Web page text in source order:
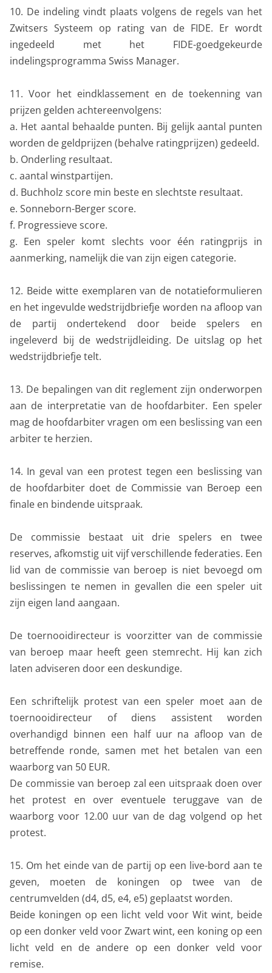
10. De indeling vindt plaats volgens de regels van het
Zwitsers Systeem op rating van de FIDE. Er wordt
ingedeeld met het FIDE-goedgekeurde
indelingsprogramma Swiss Manager.
11. Voor het eindklassement en de toekenning van
prijzen gelden achtereenvolgens:
a. Het aantal behaalde punten. Bij gelijk aantal punten
worden de geldprijzen (behalve ratingprijzen) gedeeld.
b. Onderling resultaat.
c. aantal winstpartijen.
d. Buchholz score min beste en slechtste resultaat.
e. Sonneborn-Berger score.
f. Progressieve score.
g. Een speler komt slechts voor één ratingprijs in
aanmerking, namelijk die van zijn eigen categorie.
12. Beide witte exemplaren van de notatieformulieren
en het ingevulde wedstrijdbriefje worden na afloop van
de partij ondertekend door beide spelers en
ingeleverd bij de wedstrijdleiding. De uitslag op het
wedstrijdbriefje telt.
13. De bepalingen van dit reglement zijn onderworpen
aan de interpretatie van de hoofdarbiter. Een speler
mag de hoofdarbiter vragen om een beslissing van een
arbiter te herzien.
14. In geval van een protest tegen een beslissing van
de hoofdarbiter doet de Commissie van Beroep een
finale en bindende uitspraak.
De commissie bestaat uit drie spelers en twee
reserves, afkomstig uit vijf verschillende federaties. Een
lid van de commissie van beroep is niet bevoegd om
beslissingen te nemen in gevallen die een speler uit
zijn eigen land aangaan.
De toernooidirecteur is voorzitter van de commissie
van beroep maar heeft geen stemrecht. Hij kan zich
laten adviseren door een deskundige.
Een schriftelijk protest van een speler moet aan de
toernooidirecteur of diens assistent worden
overhandigd binnen een half uur na afloop van de
betreffende ronde, samen met het betalen van een
waarborg van 50 EUR.
De commissie van beroep zal een uitspraak doen over
het protest en over eventuele teruggave van de
waarborg voor 12.00 uur van de dag volgend op het
protest.
15. Om het einde van de partij op een live-bord aan te
geven, moeten de koningen op twee van de
centrumvelden (d4, d5, e4, e5) geplaatst worden.
Beide koningen op een licht veld voor Wit wint, beide
op een donker veld voor Zwart wint, een koning op een
licht veld en de andere op een donker veld voor
remise.